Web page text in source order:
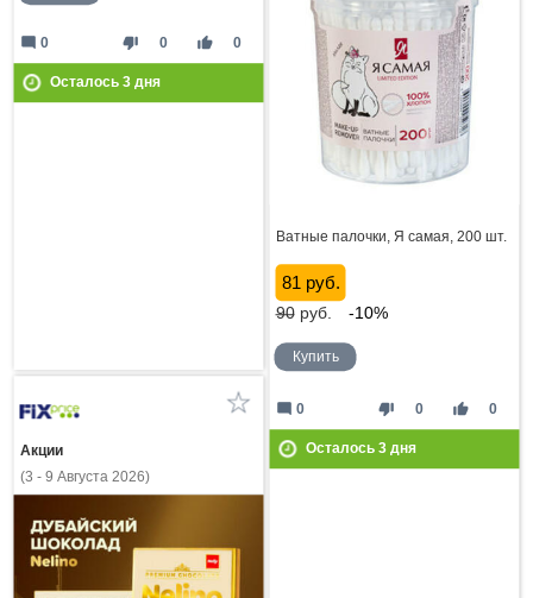
thumb_down 0 thumb_up 0
mode_comment 0
Осталось 3дня
Ватные палочки, Я самая, 200 шт.
81 руб.
90руб. -10%
Купить
thumb_down 0 thumb_up 0
mode_comment 0
Осталось 3дня
Акции
(3 - 9 Августа 2026)